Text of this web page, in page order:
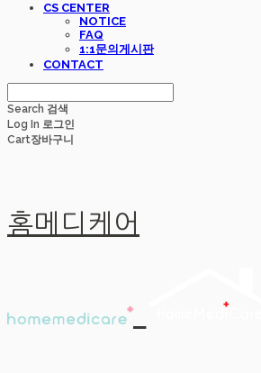
CS CENTER
NOTICE
FAQ
1:1문의게시판
CONTACT
Search 검색
Log In 로그인
Cart장바구니
홈메디케어